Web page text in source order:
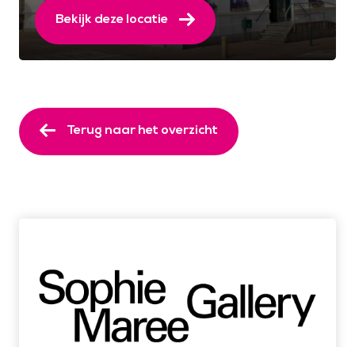
Bekijk deze locatie
Terug naar het overzicht